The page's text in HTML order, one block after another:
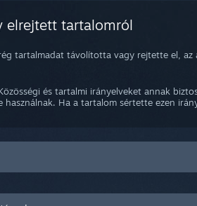
elrejtett tartalomról
tartalmadat távolította vagy rejtette el,
és tartalmi irányelveket annak
Ha a tartalom sértette ezen